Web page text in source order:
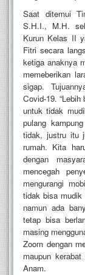
Saat ditemui
S.H.I., M.H.
Kurun Kelas II
Fitri secara
ketiga anaknya
memeberikan
sigap.
Covid-19.
untuk tidak
pulang
tidak, justru itu
rumah. Kita
dengan
mencegah
mengurangi
tidak bisa mudik
namun ada
tetap bisa
masing
Zoom dengan
maupun
Anam.